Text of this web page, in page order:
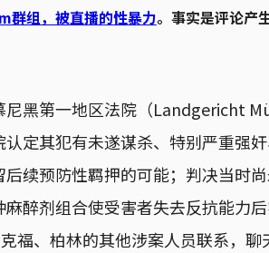
群组，被直播的性暴力。事实是评论产
尼黑第一地区法院（Landgericht
定其犯有未遂谋杀、特别严重强
后续预防性羁押的可能；判决当时
麻醉剂组合使受害者失去反抗能力
福、柏林的其他涉案人员联系，